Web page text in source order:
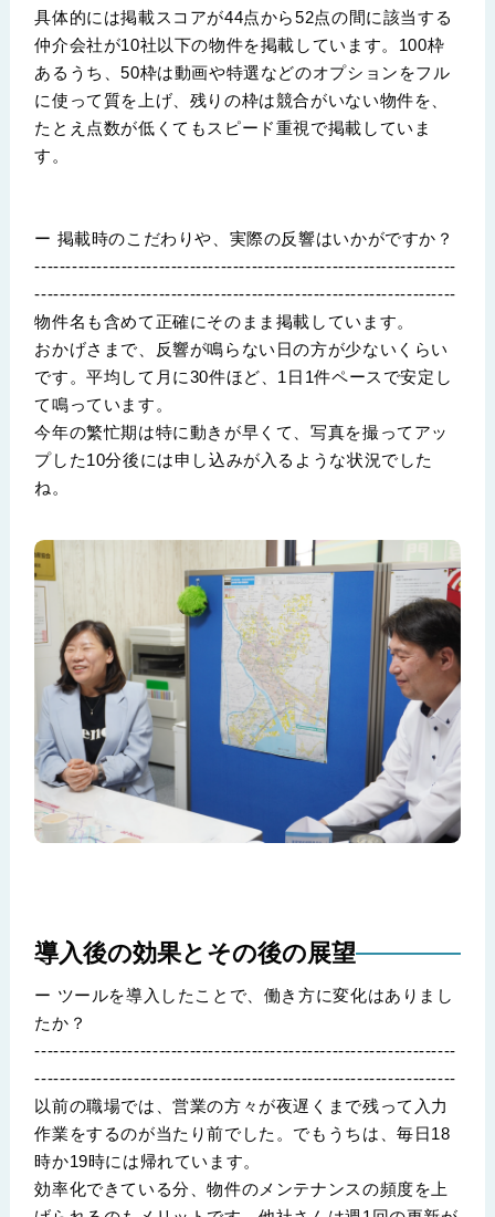
具体的には掲載スコアが44点から52点の間に該当する
仲介会社が10社以下の物件を掲載しています。100枠
あるうち、50枠は動画や特選などのオプションをフル
に使って質を上げ、残りの枠は競合がいない物件を、
たとえ点数が低くてもスピード重視で掲載していま
す。
ー 掲載時のこだわりや、実際の反響はいかがですか？
--------------------------------------------------------------------
--------------------------------------------------------------------
物件名も含めて正確にそのまま掲載しています。
おかげさまで、反響が鳴らない日の方が少ないくらい
です。平均して月に30件ほど、1日1件ペースで安定し
て鳴っています。
今年の繁忙期は特に動きが早くて、写真を撮ってアッ
プした10分後には申し込みが入るような状況でした
ね。
導入後の効果とその後の展望
ー ツールを導入したことで、働き方に変化はありまし
たか？
--------------------------------------------------------------------
--------------------------------------------------------------------
以前の職場では、営業の方々が夜遅くまで残って入力
作業をするのが当たり前でした。でもうちは、毎日18
時か19時には帰れています。
効率化できている分、物件のメンテナンスの頻度を上